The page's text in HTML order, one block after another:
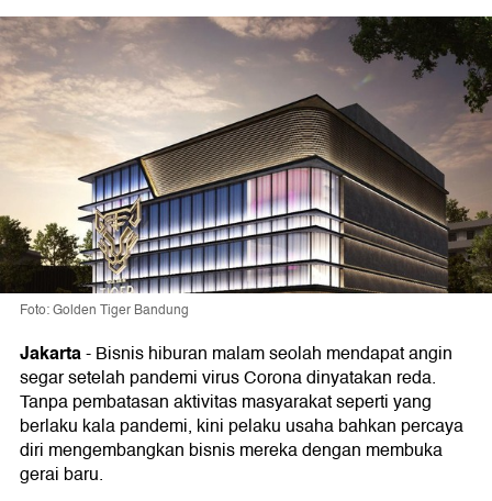
Foto: Golden Tiger Bandung
Jakarta-Bisnis hiburan malam seolah mendapat angin
segar setelah pandemi virus Corona dinyatakan reda.
Tanpa pembatasan aktivitas masyarakat seperti yang
berlaku kala pandemi, kini pelaku usaha bahkan percaya
diri mengembangkan bisnis mereka dengan membuka
gerai baru.